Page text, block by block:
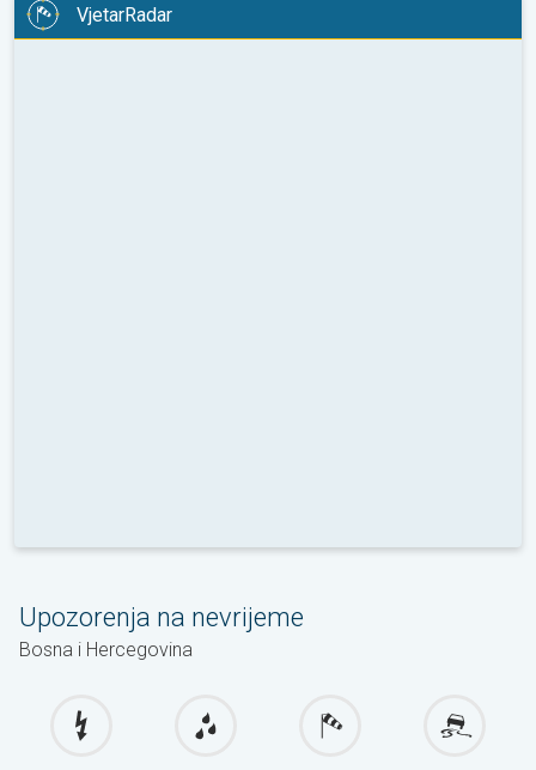
VjetarRadar
Upozorenja na nevrijeme
Bosna i Hercegovina